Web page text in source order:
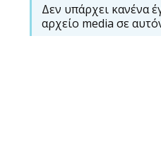
Δεν υπάρχει κανένα
αρχείο media σε